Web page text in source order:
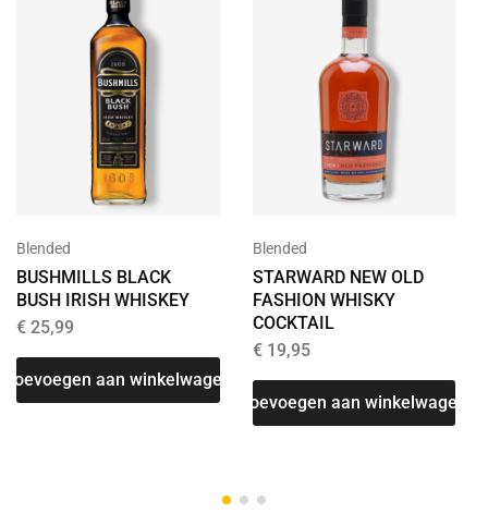
Blended
BUSHMILLS BLACK
BUSH IRISH WHISKEY
€ 25,99
Toevoegen aan winkelwagen
Blended
STARWARD NEW OLD
FASHION WHISKY
COCKTAIL
€19,95
Toevoegen aan winkelwagen